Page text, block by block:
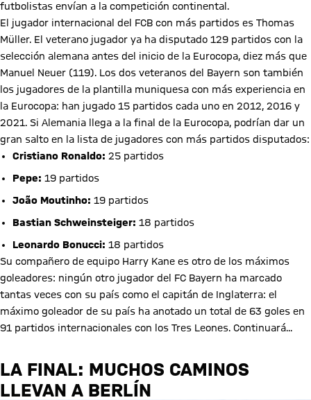
futbolistas envían a la competición continental.
El jugador internacional del FCB con más partidos es Thomas
Müller. El veterano jugador ya ha disputado 129 partidos con la
selección alemana antes del inicio de la Eurocopa, diez más que
Manuel Neuer (119). Los dos veteranos del Bayern son también
los jugadores de la plantilla muniquesa con más experiencia en
la Eurocopa: han jugado 15 partidos cada uno en 2012, 2016 y
2021. Si Alemania llega a la final de la Eurocopa, podrían dar un
gran salto en la lista de jugadores con más partidos disputados:
Cristiano Ronaldo: 25 partidos
Pepe: 19 partidos
João Moutinho: 19 partidos
Bastian Schweinsteiger: 18 partidos
Leonardo Bonucci: 18 partidos
Su compañero de equipo Harry Kane es otro de los máximos
goleadores: ningún otro jugador del FC Bayern ha marcado
tantas veces con su país como el capitán de Inglaterra: el
máximo goleador de su país ha anotado un total de 63 goles en
91 partidos internacionales con los Tres Leones. Continuará...
LA FINAL: MUCHOS CAMINOS
LLEVAN A BERLÍN